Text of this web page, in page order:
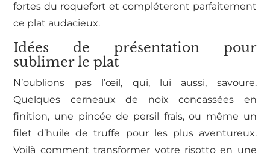
fortes du roquefort et compléteront parfaitement
ce plat audacieux.
Idées de présentation pour
sublimer le plat
N’oublions pas l’œil, qui, lui aussi, savoure.
Quelques cerneaux de noix concassées en
finition, une pincée de persil frais, ou même un
filet d’huile de truffe pour les plus aventureux.
Voilà comment transformer votre risotto en une